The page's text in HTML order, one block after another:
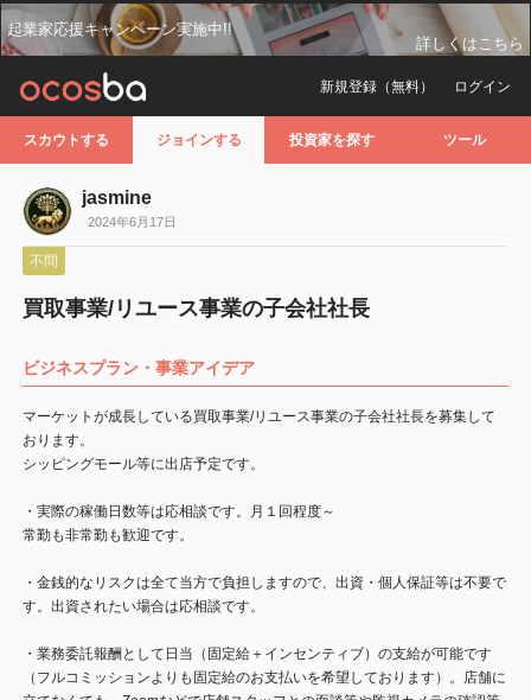
起業家応援キャンペーン実施中!!
詳しくはこちら
ログイン
新規登録（無料）
スカウトする ジョインする 投資家を探す ツール
jasmine
2024年6月17日
不問
買取事業/リユース事業の子会社社長
ビジネスプラン・事業アイデア
マーケットが成長している買取事業/リユース事業の子会社社長を募集して
おります。
シッピングモール等に出店予定です。
・実際の稼働日数等は応相談です。月１回程度～
常勤も非常勤も歓迎です。
・金銭的なリスクは全て当方で負担しますので、出資・個人保証等は不要で
す。出資されたい場合は応相談です。
・業務委託報酬として日当（固定給＋インセンティブ）の支給が可能です
（フルコミッションよりも固定給のお支払いを希望しております）。店舗に